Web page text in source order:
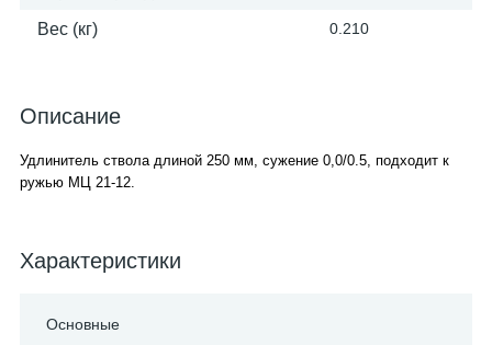
Вес (кг) 0.210
Описание
Удлинитель ствола длиной 250 мм, сужение 0,0/0.5, подходит к
ружью МЦ 21-12.
Характеристики
Основные